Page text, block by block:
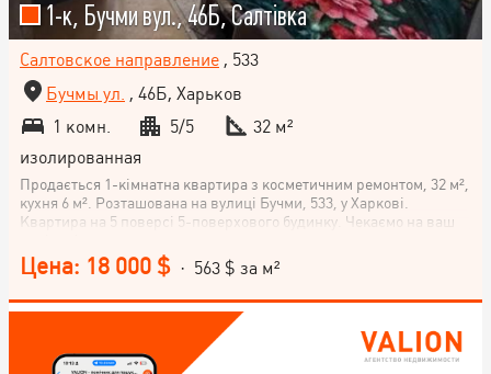
1-к, Бучми вул., 46Б, Салтівка
Салтовское направление , 533
Бучмы ул. , 46Б, Харьков
1 комн.
5/5
32 м²
изолированная
Продається 1-кімнатна квартира з косметичним ремонтом, 32 м²,
кухня 6 м². Розташована на вулиці Бучми, 533, у Харкові.
Квартира на 5 поверсі 5-поверхового будинку. Чекаємо на ваш
Цена: 18 000 $ · 563 $ за м²